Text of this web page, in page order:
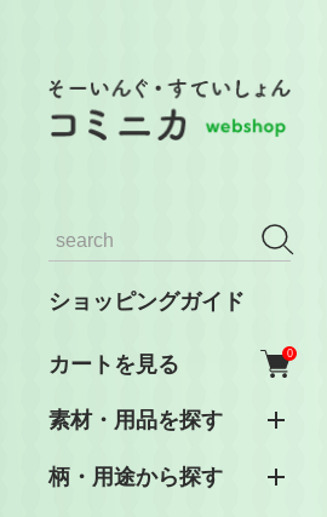
ショッピングガイド
カートを見る 0
素材・用品を探す
柄・用途から探す